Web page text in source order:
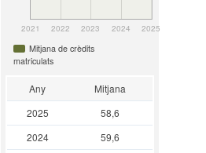
2021 2022 2023 2024 2025
Mitjana de crèdits
matriculats
Any
Mitjana
2025
58,6
2024
59,6